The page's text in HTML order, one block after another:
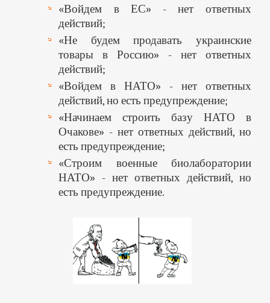
«Войдем в ЕС» - нет ответных
действий;
«Не будем продавать украинские
товары в Россию» - нет ответных
действий;
«Войдем в НАТО» - нет ответных
действий, но есть предупреждение;
«Начинаем строить базу НАТО в
Очакове» - нет ответных действий, но
есть предупреждение;
«Строим военные биолаборатории
НАТО» - нет ответных действий, но
есть предупреждение.